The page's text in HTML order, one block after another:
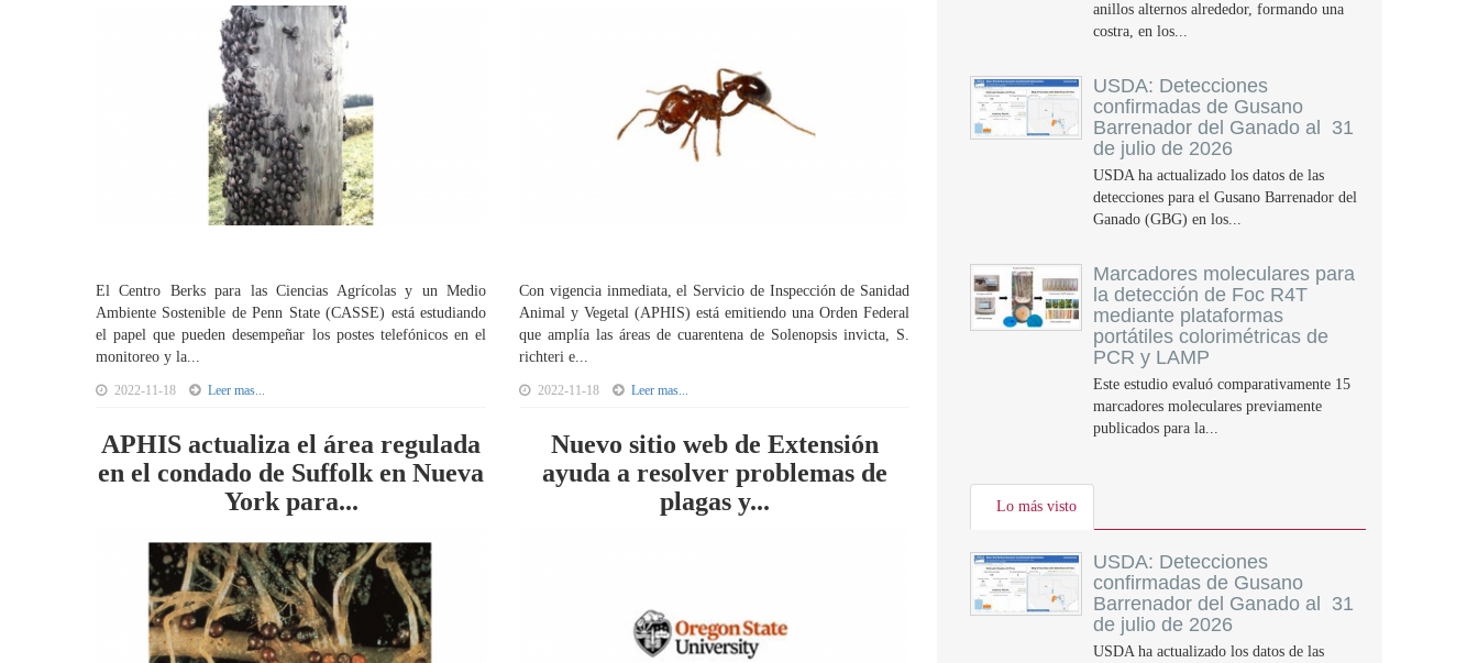
El Centro Berks para las Ciencias Agrícolas y un Medio
Ambiente Sostenible de Penn State (CASSE) está estudiando
el papel que pueden desempeñar los postes telefónicos en el
monitoreo y la...
2022-11-18 Leer mas...
Con vigencia inmediata, el Servicio de Inspección de Sanidad
Animal y Vegetal (APHIS) está emitiendo una Orden Federal
que amplía las áreas de cuarentena de Solenopsis invicta, S.
richteri e...
2022-11-18 Leer mas...
APHIS actualiza el área regulada
en el condado de Suffolk en Nueva
York para...
Nuevo sitio web de Extensión
ayuda a resolver problemas de
plagas y...
anillos alternos alrededor, formando una
costra, en los...
USDA: Detecciones
confirmadas de Gusano
Barrenador del Ganado al 31
de julio de 2026
USDA ha actualizado los datos de las
detecciones para el Gusano Barrenador del
Ganado (GBG) en los...
Marcadores moleculares para
la detección de Foc R4T
mediante plataformas
portátiles colorimétricas de
PCR y LAMP
Este estudio evaluó comparativamente 15
marcadores moleculares previamente
publicados para la...
Lo más visto
USDA: Detecciones
confirmadas de Gusano
Barrenador del Ganado al 31
de julio de 2026
USDA ha actualizado los datos de las